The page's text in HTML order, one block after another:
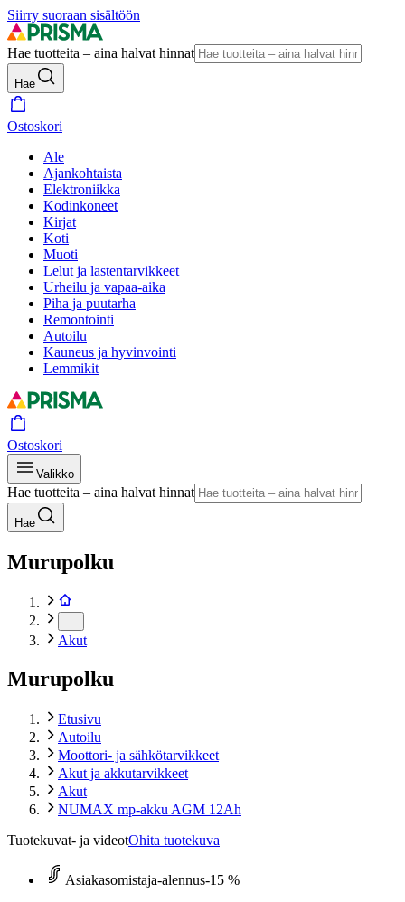
Siirry suoraan sisältöön
Hae tuotteita – aina halvat hinnat
Hae
Ostoskori
Ale
Ajankohtaista
Elektroniikka
Kodinkoneet
Kirjat
Koti
Muoti
Lelut ja lastentarvikkeet
Urheilu ja vapaa-aika
Piha ja puutarha
Remontointi
Autoilu
Kauneus ja hyvinvointi
Lemmikit
Ostoskori
Valikko
Hae tuotteita – aina halvat hinnat
Hae
Murupolku
Akut
Murupolku
Etusivu
Autoilu
Moottori- ja sähkötarvikkeet
Akut ja akkutarvikkeet
Akut
NUMAX mp-akku AGM 12Ah
Tuotekuvat- ja videotOhita tuotekuva
Asiakasomistaja-alennus-15 %